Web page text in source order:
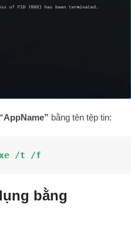
“AppName” bằng tên tệp tin:
/t /f
bằng